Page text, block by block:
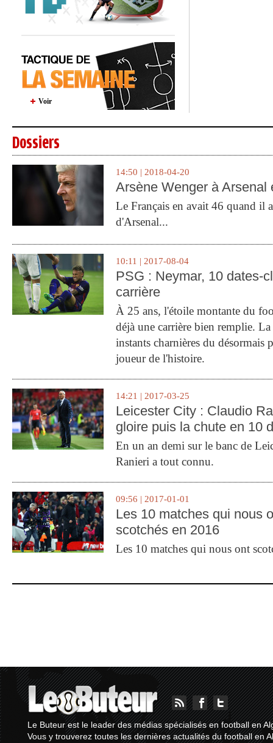
Voir
Dossiers
14:50 | 2018-04-20
Arsène Wenger à Arsenal
Le Français en avait 46 quand il
d'Arsenal...
10:11 | 2017-08-04
PSG : Neymar, 10 dates-
carrière
À 25 ans, l'étoile montante du
déjà une carrière bien remplie.
instants charnières du désormais
joueur de l'histoire.
14:21 | 2017-03-25
Leicester City : Claudio
gloire puis la chute en 10
En un an demi sur le banc de
Ranieri a tout connu.
09:56 | 2017-01-01
Les 10 matches qui nous
scotchés en 2016
Les 10 matches qui nous ont
Le Buteur est le leader des médias spécialisés en football en
Vous y trouverez toutes les dernières actualités du football en